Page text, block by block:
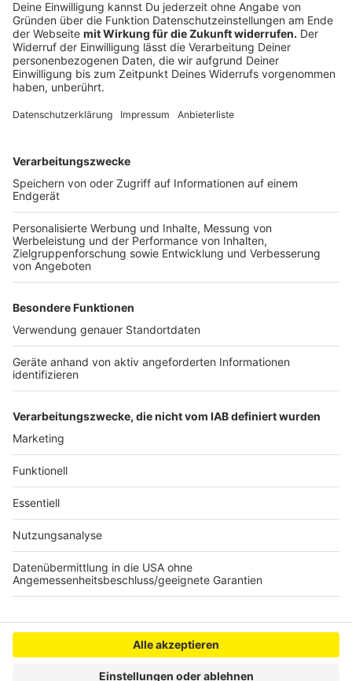
Namen des Gastes angezeigt, den sie mit dem
Personalausweis oder einem anderen Ausweis
Dokument
abgleichen müssen.
Anzeige
Welche Plattformen machen mit?
Anzeige
Die CovPass-App wird im Gegensatz zur offiziellen
Corona-Warn-App nicht nur für iPhones von Apple und
Android-Smartphones mit Google Play Services
angeboten, sondern auch für die populären
Weil die Impfnachweis-App ohne die Google-Dienste
auskommt, greift hier das von den USA verhängte
Technologie-Embargo gegen die Chinesen nicht.
Autor: Joachim Schultheis (mit dpa)
Anzeige
Anzeige